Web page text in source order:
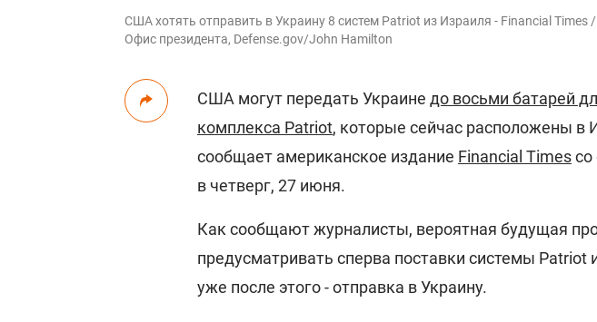
США хотять отправить в Украину 8 систем Patriot из Израиля - Financial Times
Офис президента, Defense.gov/John Hamilton
США могут передать Украине до восьми батарей
комплекса Patriot, которые сейчас расположены в
сообщает американское издание Financial Timesсо
в четверг, 27 июня.
Как сообщают журналисты, вероятная будущая
предусматривать сперва поставки системы
уже после этого - отправка в Украину.